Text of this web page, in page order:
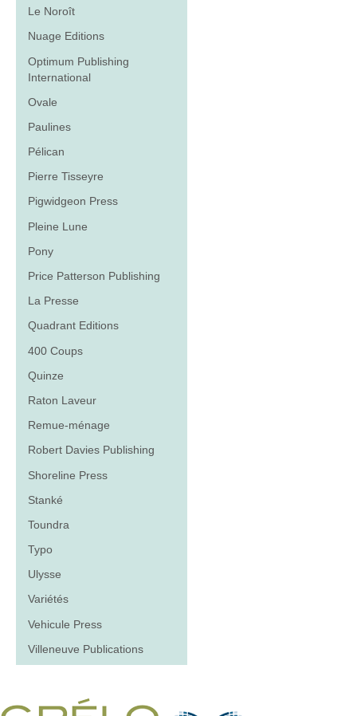
Le Noroît
Nuage Editions
Optimum Publishing
International
Ovale
Paulines
Pélican
Pierre Tisseyre
Pigwidgeon Press
Pleine Lune
Pony
Price Patterson Publishing
La Presse
Quadrant Editions
400 Coups
Quinze
Raton Laveur
Remue-ménage
Robert Davies Publishing
Shoreline Press
Stanké
Toundra
Typo
Ulysse
Variétés
Vehicule Press
Villeneuve Publications